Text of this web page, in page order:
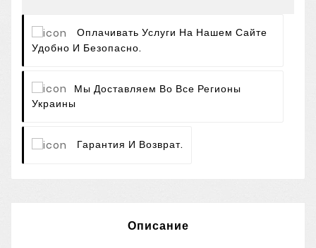
Оплачивать Услуги На Нашем Сайте
Удобно И Безопасно.
Мы Доставляем Во Все Регионы
Украины
Гарантия И Возврат.
Описание